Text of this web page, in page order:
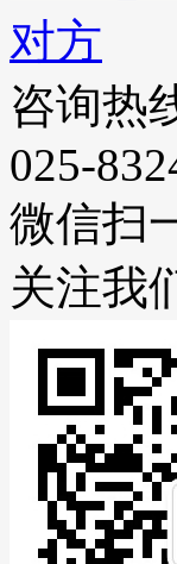
咨询热
025-
微信扫
关注我